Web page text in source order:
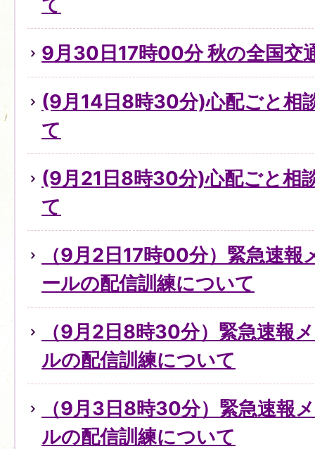
9月30日17時00分 秋の全国交
(9月14日8時30分)心配ごと相
て
(9月21日8時30分)心配ごと相
て
（9月2日17時00分）緊急速
ールの配信訓練について
（9月2日8時30分）緊急速報
ルの配信訓練について
（9月3日8時30分）緊急速報
ルの配信訓練について